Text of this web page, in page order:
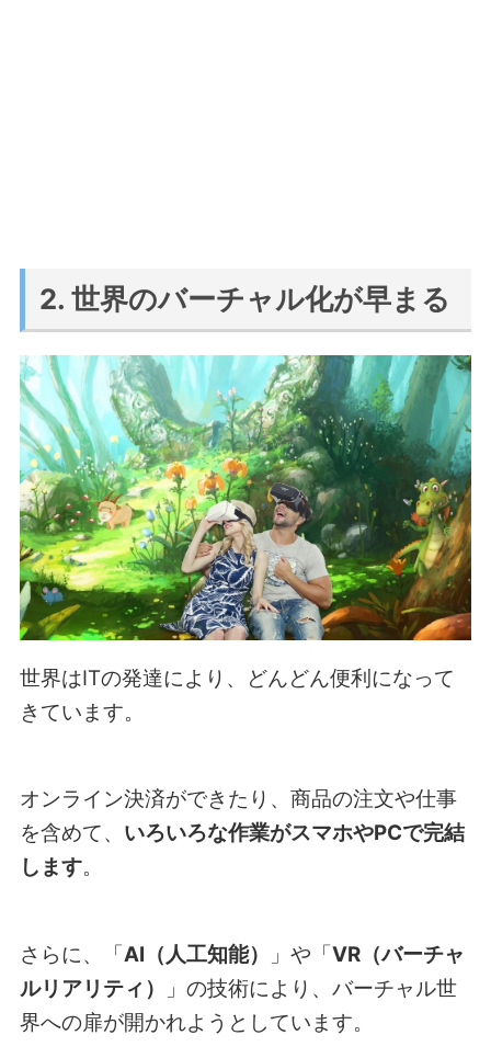
2. 世界のバーチャル化が早まる
世界はITの発達により、どんどん便利になって
きています。
オンライン決済ができたり、商品の注文や仕事
を含めて、 いろいろな作業がスマホやPCで完結
します。
さらに、「AI（人工知能） 」や「VR（バーチャ
ルリアリティ）
」の技術により、バーチャル世
界への扉が開かれようとしています。